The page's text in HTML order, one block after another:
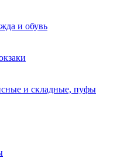
и обувь
и складные, пуфы